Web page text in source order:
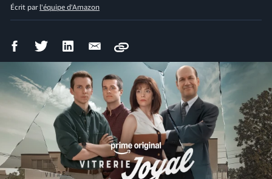
Écrit par l'équipe d'Amazon
PartagerPartager
Twitter
Partager
LinkedIn
Partager
Copy